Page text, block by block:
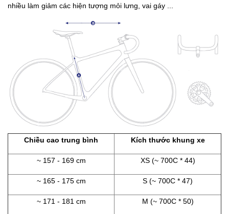
nhiều làm giảm các hiện tượng mỏi lưng, vai gáy ...
Chiều cao trung bình Kích thước khung xe
~ 157 - 169 cm XS (~ 700C * 44)
~ 165 - 175 cm S (~ 700C * 47)
~ 171 - 181 cm M (~ 700C * 50)